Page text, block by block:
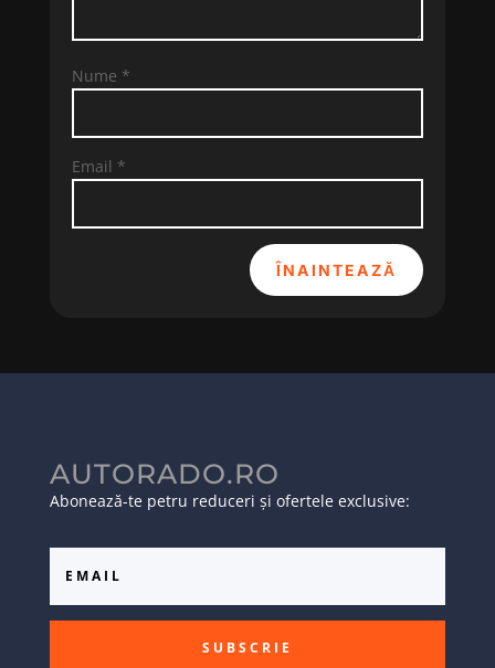
Nume *
Email *
ÎNAINTEAZĂ
AUTORADO.RO
Abonează-te petru reduceri și ofertele exclusive:
SUBSCRIE